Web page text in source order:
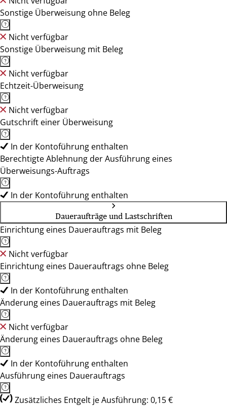
Sonstige Überweisung ohne Beleg
Nicht verfügbar
Sonstige Überweisung mit Beleg
Nicht verfügbar
Echtzeit-Überweisung
Nicht verfügbar
Gutschrift einer Überweisung
In der Kontoführung enthalten
Berechtigte Ablehnung der Ausführung eines
Überweisungs-Auftrags
In der Kontoführung enthalten
Daueraufträge und Lastschriften
Einrichtung eines Dauerauftrags mit Beleg
Nicht verfügbar
Einrichtung eines Dauerauftrags ohne Beleg
In der Kontoführung enthalten
Änderung eines Dauerauftrags mit Beleg
Nicht verfügbar
Änderung eines Dauerauftrags ohne Beleg
In der Kontoführung enthalten
Ausführung eines Dauerauftrags
Zusätzliches Entgelt je Ausführung: 0,15 €